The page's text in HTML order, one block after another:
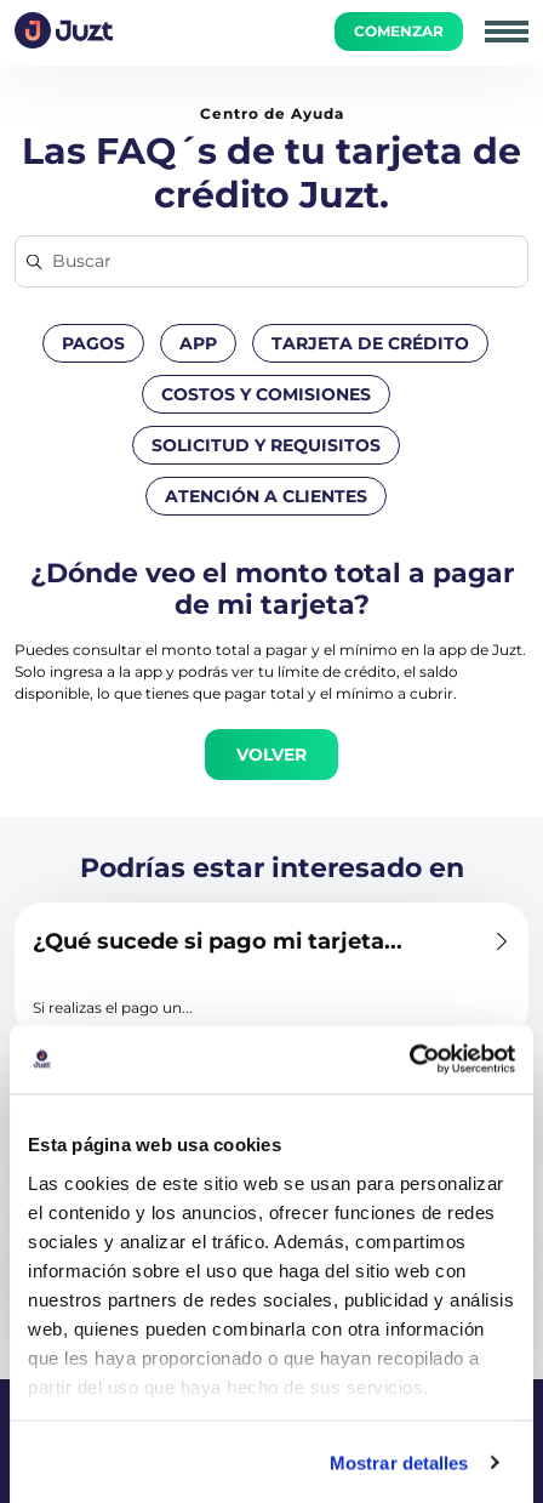
Esta página web usa cookies
Las cookies de este sitio web se usan para personalizar
el contenido y los anuncios, ofrecer funciones de redes
sociales y analizar el tráfico. Además, compartimos
información sobre el uso que haga del sitio web con
nuestros partners de redes sociales, publicidad y análisis
web, quienes pueden combinarla con otra información
que les haya proporcionado o que hayan recopilado a
partir del uso que haya hecho de sus servicios.
Mostrar detalles
COMENZAR
Inicio Paga tu Tarjeta ¿Dónde veo el monto total a
Centro de Ayuda
Las FAQ´s de tu tarjeta de
crédito Juzt.
PAGOS APP TARJETA DE CRÉDITO
COSTOS Y COMISIONES
SOLICITUD Y REQUISITOS
ATENCIÓN A CLIENTES
¿Dónde veo el monto total a pagar
de mi tarjeta?
Puedes consultar el monto total a pagar y el mínimo en la app de Juzt.
Solo ingresa a la app y podrás ver tu límite de crédito, el saldo
disponible, lo que tienes que pagar total y el mínimo a cubrir.
VOLVER
Podrías estar interesado en
¿Qué sucede si pago mi tarjeta...
Si realizas el pago un...
La tarjeta de crédito J...
¿Dónde puedo pagar mi tarjeta...
Puedes pagar tu tarjeta...
NOSOTROS